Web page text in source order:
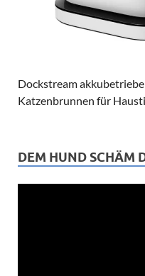
Dockstream
Katzenbrunnen für
DEM HUND SCHÄM